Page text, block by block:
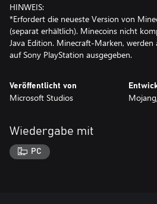
HINWEIS:
*Erfordert die neueste Version von
(separat erhältlich). Minecoins nicht
Java Edition. Minecraft-Marken,
auf Sony PlayStation ausgegeben.
Veröffentlicht von
Microsoft Studios
Wiedergabe mit
PC